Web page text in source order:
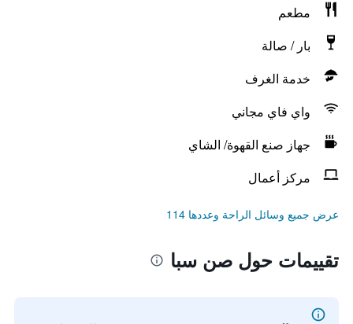
مطعم
بار / صالة
خدمة الغرف
واي فاي مجاني
جهاز صنع القهوة/ الشاي
مركز أعمال
عرض جميع وسائل الراحة وعددها 114
تقييمات حول صن سبا